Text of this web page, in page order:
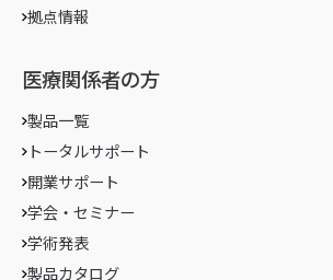
拠点情報
医療関係者の方
製品一覧
トータルサポート
開業サポート
学会・セミナー
学術発表
製品カタログ